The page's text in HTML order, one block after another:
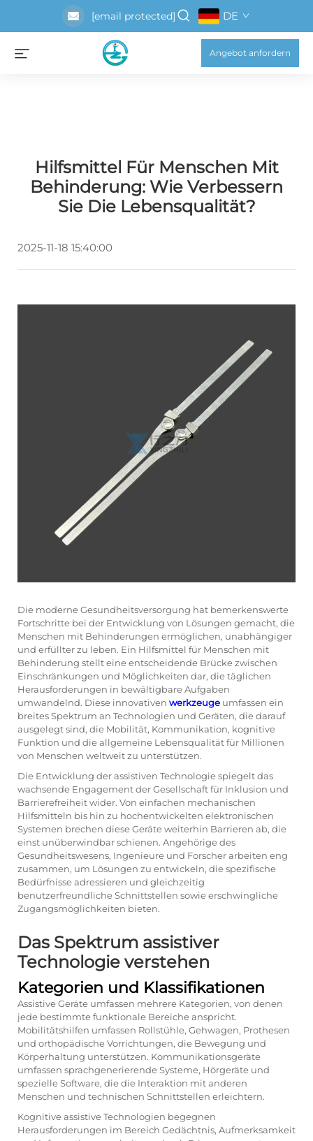
[email protected] DE
Angebot anfordern
Hilfsmittel Für Menschen Mit
Behinderung: Wie Verbessern
Sie Die Lebensqualität?
2025-11-18 15:40:00
Die moderne Gesundheitsversorgung hat bemerkenswerte
Fortschritte bei der Entwicklung von Lösungen gemacht, die
Menschen mit Behinderungen ermöglichen, unabhängiger
und erfüllter zu leben. Ein Hilfsmittel für Menschen mit
Behinderung stellt eine entscheidende Brücke zwischen
Einschränkungen und Möglichkeiten dar, die täglichen
Herausforderungen in bewältigbare Aufgaben
umwandelnd. Diese innovativen werkzeuge umfassen ein
breites Spektrum an Technologien und Geräten, die darauf
ausgelegt sind, die Mobilität, Kommunikation, kognitive
Funktion und die allgemeine Lebensqualität für Millionen
von Menschen weltweit zu unterstützen.
Die Entwicklung der assistiven Technologie spiegelt das
wachsende Engagement der Gesellschaft für Inklusion und
Barrierefreiheit wider. Von einfachen mechanischen
Hilfsmitteln bis hin zu hochentwickelten elektronischen
Systemen brechen diese Geräte weiterhin Barrieren ab, die
einst unüberwindbar schienen. Angehörige des
Gesundheitswesens, Ingenieure und Forscher arbeiten eng
zusammen, um Lösungen zu entwickeln, die spezifische
Bedürfnisse adressieren und gleichzeitig
benutzerfreundliche Schnittstellen sowie erschwingliche
Zugangsmöglichkeiten bieten.
Das Spektrum assistiver
Technologie verstehen
Kategorien und Klassifikationen
Assistive Geräte umfassen mehrere Kategorien, von denen
jede bestimmte funktionale Bereiche anspricht.
Mobilitätshilfen umfassen Rollstühle, Gehwagen, Prothesen
und orthopädische Vorrichtungen, die Bewegung und
Körperhaltung unterstützen. Kommunikationsgeräte
umfassen sprachgenerierende Systeme, Hörgeräte und
spezielle Software, die die Interaktion mit anderen
Menschen und technischen Schnittstellen erleichtern.
Kognitive assistive Technologien begegnen
Herausforderungen im Bereich Gedächtnis, Aufmerksamkeit